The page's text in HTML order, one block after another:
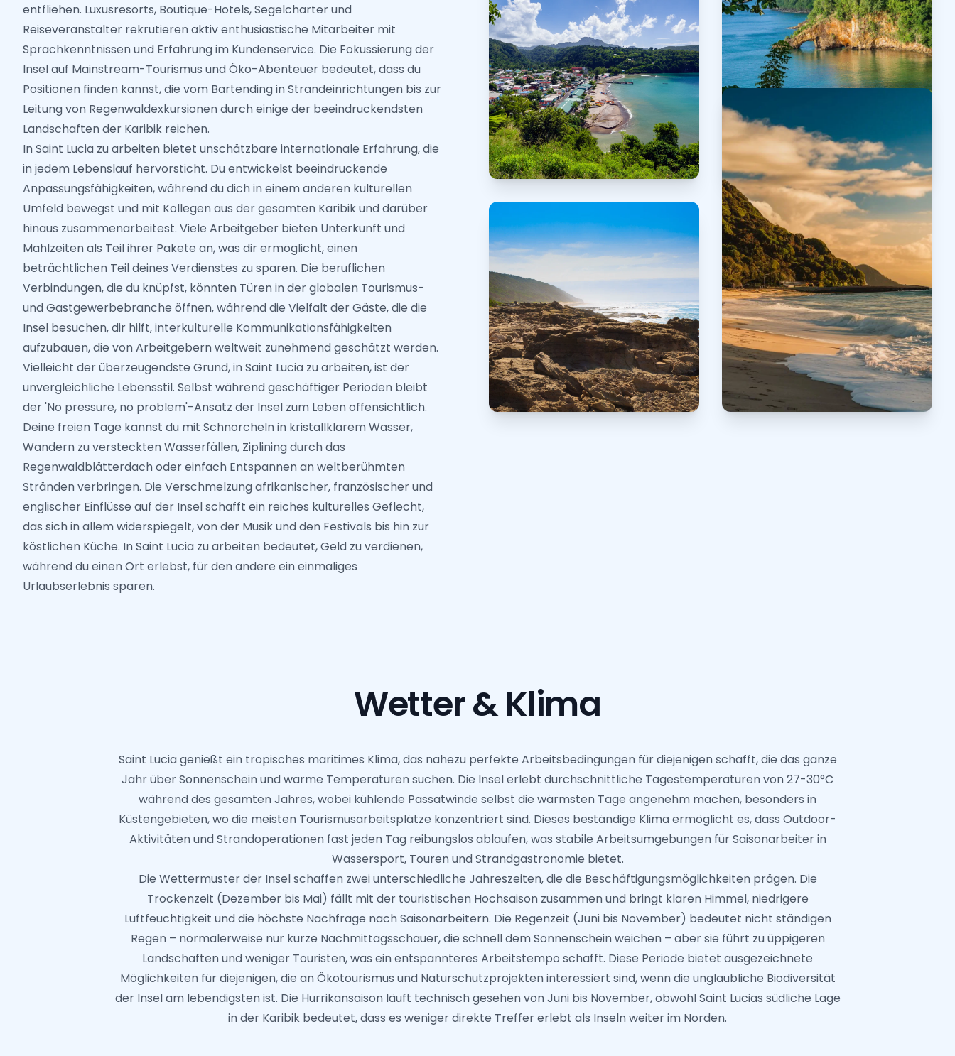
entfliehen. Luxusresorts, Boutique-Hotels, Segelcharter und
Reiseveranstalter rekrutieren aktiv enthusiastische Mitarbeiter mit
Sprachkenntnissen und Erfahrung im Kundenservice. Die Fokussierung der
Insel auf Mainstream-Tourismus und Öko-Abenteuer bedeutet, dass du
Positionen finden kannst, die vom Bartending in Strandeinrichtungen bis zur
Leitung von Regenwaldexkursionen durch einige der beeindruckendsten
Landschaften der Karibik reichen.
In Saint Lucia zu arbeiten bietet unschätzbare internationale Erfahrung, die
in jedem Lebenslauf hervorsticht. Du entwickelst beeindruckende
Anpassungsfähigkeiten, während du dich in einem anderen kulturellen
Umfeld bewegst und mit Kollegen aus der gesamten Karibik und darüber
hinaus zusammenarbeitest. Viele Arbeitgeber bieten Unterkunft und
Mahlzeiten als Teil ihrer Pakete an, was dir ermöglicht, einen
beträchtlichen Teil deines Verdienstes zu sparen. Die beruflichen
Verbindungen, die du knüpfst, könnten Türen in der globalen Tourismus-
und Gastgewerbebranche öffnen, während die Vielfalt der Gäste, die die
Insel besuchen, dir hilft, interkulturelle Kommunikationsfähigkeiten
aufzubauen, die von Arbeitgebern weltweit zunehmend geschätzt werden.
Vielleicht der überzeugendste Grund, in Saint Lucia zu arbeiten, ist der
unvergleichliche Lebensstil. Selbst während geschäftiger Perioden bleibt
der 'No pressure, no problem'-Ansatz der Insel zum Leben offensichtlich.
Deine freien Tage kannst du mit Schnorcheln in kristallklarem Wasser,
Wandern zu versteckten Wasserfällen, Ziplining durch das
Regenwaldblätterdach oder einfach Entspannen an weltberühmten
Stränden verbringen. Die Verschmelzung afrikanischer, französischer und
englischer Einflüsse auf der Insel schafft ein reiches kulturelles Geflecht,
das sich in allem widerspiegelt, von der Musik und den Festivals bis hin zur
köstlichen Küche. In Saint Lucia zu arbeiten bedeutet, Geld zu verdienen,
während du einen Ort erlebst, für den andere ein einmaliges
Urlaubserlebnis sparen.
Wetter & Klima
Saint Lucia genießt ein tropisches maritimes Klima, das nahezu perfekte Arbeitsbedingungen für diejenigen schafft, die das ganze
Jahr über Sonnenschein und warme Temperaturen suchen. Die Insel erlebt durchschnittliche Tagestemperaturen von 27-30°C
während des gesamten Jahres, wobei kühlende Passatwinde selbst die wärmsten Tage angenehm machen, besonders in
Küstengebieten, wo die meisten Tourismusarbeitsplätze konzentriert sind. Dieses beständige Klima ermöglicht es, dass Outdoor-
Aktivitäten und Strandoperationen fast jeden Tag reibungslos ablaufen, was stabile Arbeitsumgebungen für Saisonarbeiter in
Wassersport, Touren und Strandgastronomie bietet.
Die Wettermuster der Insel schaffen zwei unterschiedliche Jahreszeiten, die die Beschäftigungsmöglichkeiten prägen. Die
Trockenzeit (Dezember bis Mai) fällt mit der touristischen Hochsaison zusammen und bringt klaren Himmel, niedrigere
Luftfeuchtigkeit und die höchste Nachfrage nach Saisonarbeitern. Die Regenzeit (Juni bis November) bedeutet nicht ständigen
Regen – normalerweise nur kurze Nachmittagsschauer, die schnell dem Sonnenschein weichen – aber sie führt zu üppigeren
Landschaften und weniger Touristen, was ein entspannteres Arbeitstempo schafft. Diese Periode bietet ausgezeichnete
Möglichkeiten für diejenigen, die an Ökotourismus und Naturschutzprojekten interessiert sind, wenn die unglaubliche Biodiversität
der Insel am lebendigsten ist. Die Hurrikansaison läuft technisch gesehen von Juni bis November, obwohl Saint Lucias südliche Lage
in der Karibik bedeutet, dass es weniger direkte Treffer erlebt als Inseln weiter im Norden.